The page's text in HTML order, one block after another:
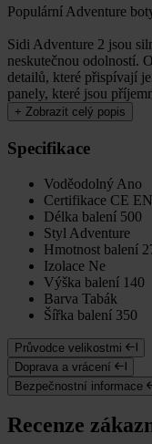
Populární Adventure
Sidi Adventure 2 jsou
neskutečnou odolností.
detailů, které přispívají
panely, které jsou
+ Zobrazit celý popis
Specifikace
Voděodolný Ano
Certifikace CE
Délka balení 500
Styl Adventure
Hmotnost balení
Izolace Ne
Výška balení 140
Barva Tabák
Šířka balení 350
Průvodce velikostmi
Doprava a vrácení
Bezpečnostní informace
Recenze